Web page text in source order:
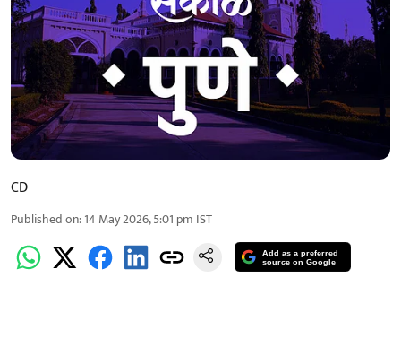
CD
Published on:14 May 2026, 5:01 pm IST
Add as a preferred
source on Google